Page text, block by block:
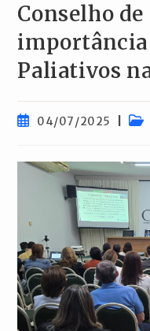
Conselho
importância
Paliativos
Post04/07/2025